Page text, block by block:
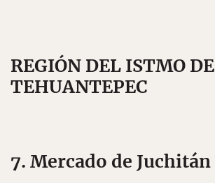
REGIÓN DEL ISTMO DE
TEHUANTEPEC
7. Mercado de Juchitán